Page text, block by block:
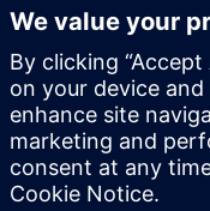
for dine